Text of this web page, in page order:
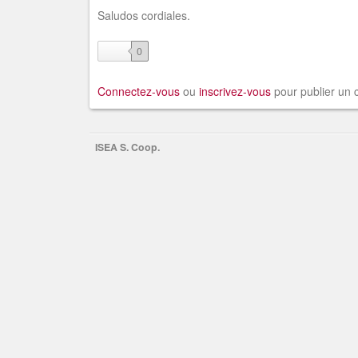
Saludos cordiales.
like0
Connectez-vous ou inscrivez-vous pour publier un
ISEA S. Coop.